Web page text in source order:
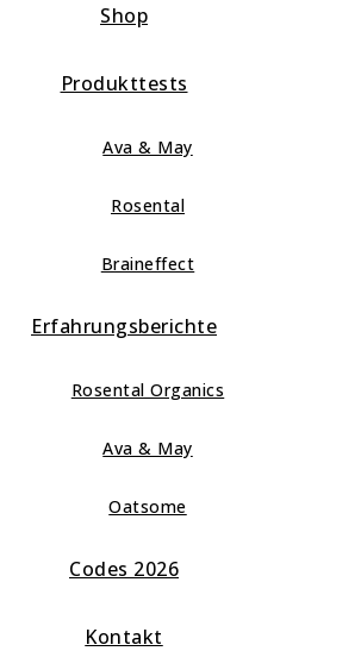
Shop
Produkttests
Ava & May
Rosental
Braineffect
Erfahrungsberichte
Rosental Organics
Ava & May
Oatsome
Codes 2026
Kontakt